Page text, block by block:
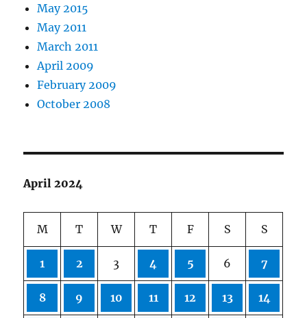
May 2015
May 2011
March 2011
April 2009
February 2009
October 2008
April 2024
M T W T F S S
1 2 3 4 5 6 7
8 9 10 11 12 13 14